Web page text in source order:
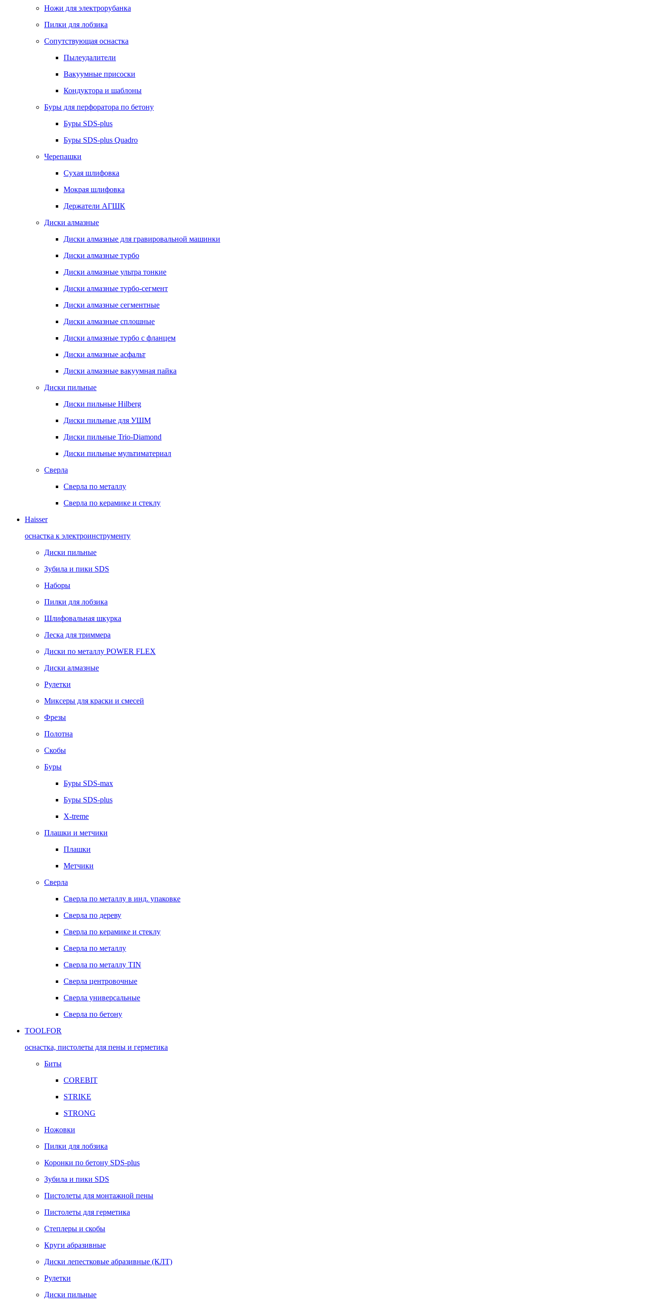
Ножи для электрорубанка
Пилки для лобзика
Сопутствующая оснастка
Пылеудалители
Вакуумные присоски
Кондуктора и шаблоны
Буры для перфоратора по бетону
Буры SDS-plus
Буры SDS-plus Quadro
Черепашки
Сухая шлифовка
Мокрая шлифовка
Держатели АГШК
Диски алмазные
Диски алмазные для гравировальной машинки
Диски алмазные турбо
Диски алмазные ультра тонкие
Диски алмазные турбо-сегмент
Диски алмазные сегментные
Диски алмазные сплошные
Диски алмазные турбо с фланцем
Диски алмазные асфальт
Диски алмазные вакуумная пайка
Диски пильные
Диски пильные Hilberg
Диски пильные для УШМ
Диски пильные Trio-Diamond
Диски пильные мультиматериал
Сверла
Сверла по металлу
Сверла по керамике и стеклу
Haisser
оснастка к электроинструменту
Диски пильные
Зубила и пики SDS
Наборы
Пилки для лобзика
Шлифовальная шкурка
Леска для триммера
Диски по металлу POWER FLEX
Диски алмазные
Рулетки
Миксеры для краски и смесей
Фрезы
Полотна
Скобы
Буры
Буры SDS-max
Буры SDS-plus
X-treme
Плашки и метчики
Плашки
Метчики
Сверла
Сверла по металлу в инд. упаковке
Сверла по дереву
Сверла по керамике и стеклу
Сверла по металлу
Сверла по металлу TIN
Сверла центровочные
Сверла универсальные
Сверла по бетону
TOOLFOR
оснастка, пистолеты для пены и герметика
Биты
COREBIT
STRIKE
STRONG
Ножовки
Пилки для лобзика
Коронки по бетону SDS-plus
Зубила и пики SDS
Пистолеты для монтажной пены
Пистолеты для герметика
Степлеры и скобы
Круги абразивные
Диски лепестковые абразивные (КЛТ)
Рулетки
Диски пильные